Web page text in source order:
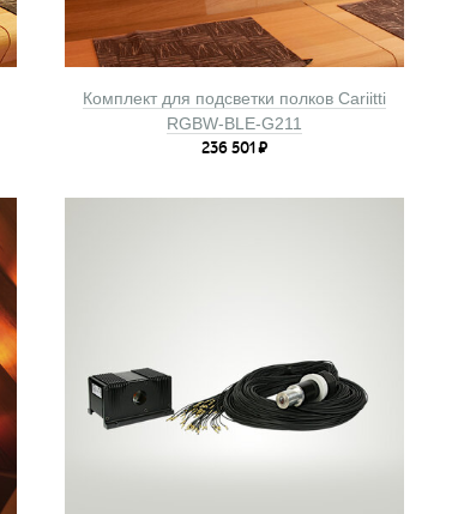
Комплект для подсветки полков Cariitti
RGBW-BLE-G211
236 501₽